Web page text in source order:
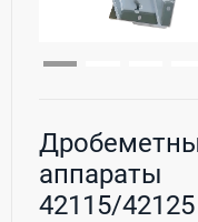
аппараты
42115/42125